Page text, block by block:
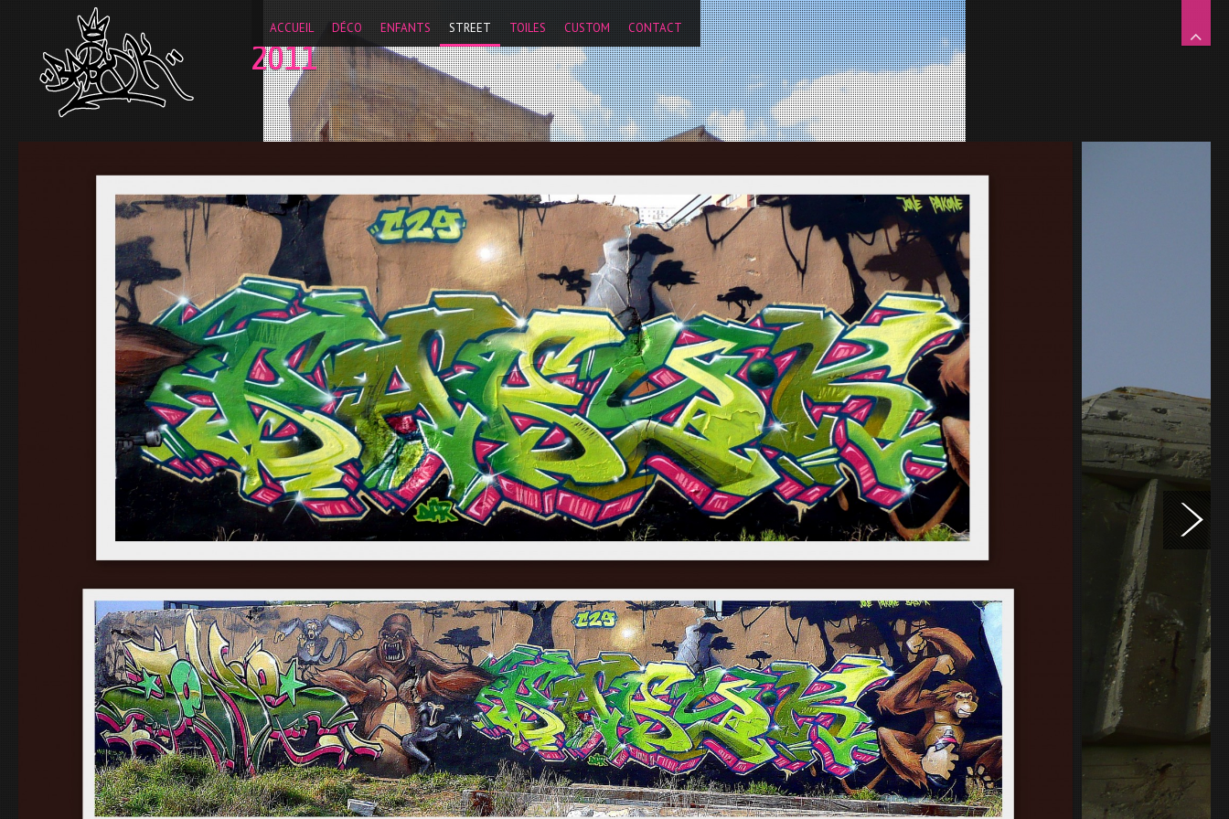
__gaTracker('require', 'displayfeatures'); __gaTracker('send','pageview');
ACCUEIL DÉCO ENFANTS STREET TOILES CUSTOM CONTACT
2011